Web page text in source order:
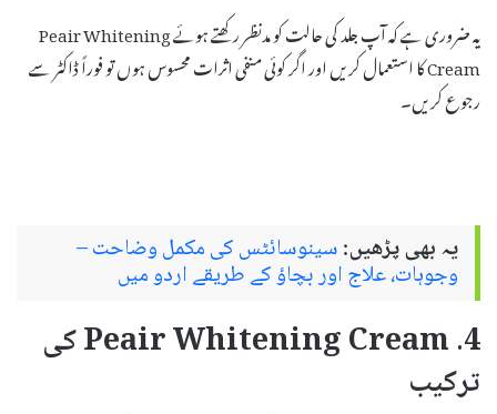
یہ ضروری ہے کہ آپ جلد کی حالت کو مدنظر رکھتے ہوئے Peair Whitening
Cream کا استعمال کریں اور اگر کوئی منفی اثرات محسوس ہوں تو فوراً ڈاکٹر سے
رجوع کریں۔
یہ بھی پڑھیں:سینوسائٹس کی مکمل وضاحت –
وجوہات، علاج اور بچاؤ کے طریقے اردو میں
4. Peair Whitening Cream کی
ترکیب